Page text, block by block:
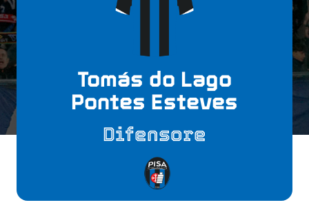
Tomás do Lago
Pontes Esteves
Difensore